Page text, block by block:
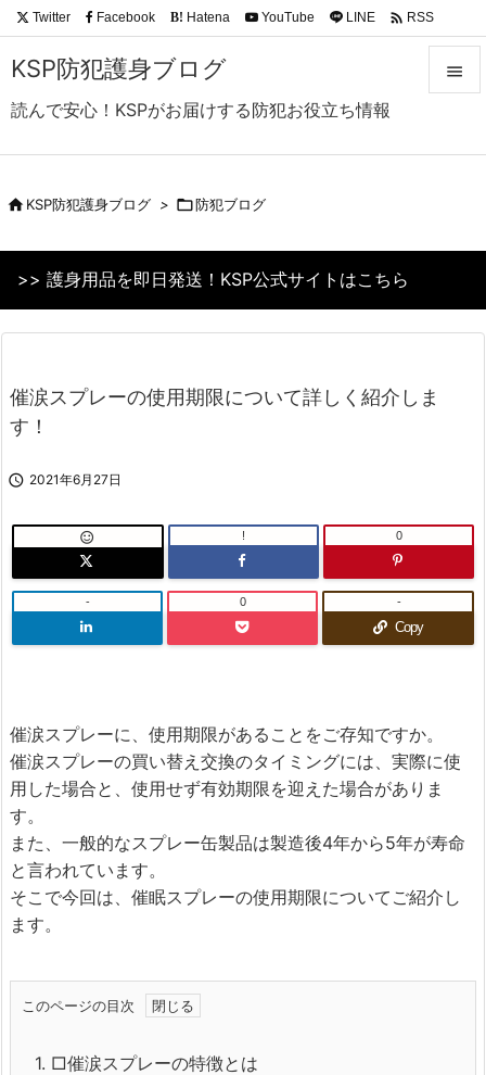
KSP防犯護身ブログ
読んで安心！KSPがお届けする防犯お役立ち情報

前へ
次へ
Twitter Facebook B! Hatena YouTube LINE  RSS
KSP防犯護身ブログ > 防犯ブログ
>> 護身用品を即日発送！KSP公式サイトはこちら
催涙スプレーの使用期限について詳しく紹介しま
す！
 2021年6月27日
 ! 0
- 0
Copy
-
催涙スプレーに、使用期限があることをご存知ですか。
催涙スプレーの買い替え交換のタイミングには、実際に使
用した場合と、使用せず有効期限を迎えた場合がありま
す。
また、一般的なスプレー缶製品は製造後4年から5年が寿命
と言われています。
そこで今回は、催眠スプレーの使用期限についてご紹介し
ます。
このページの目次
1. □催涙スプレーの特徴とは